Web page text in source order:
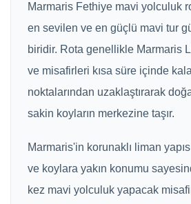
Marmaris Fethiye mavi yolculuk
en sevilen ve en güçlü mavi tur
biridir. Rota genellikle Marmaris
ve misafirleri kısa süre içinde
noktalarından uzaklaştırarak
sakin koyların merkezine taşır.
Marmaris'in korunaklı liman
ve koylara yakın konumu
kez mavi yolculuk yapacak